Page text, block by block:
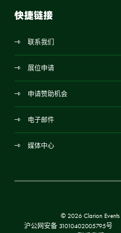
快捷链接
联系我们
展位申请
申请赞助机会
电子邮件
媒体中心
© 2026 Clarion Events
沪公网安备 31010402005795号